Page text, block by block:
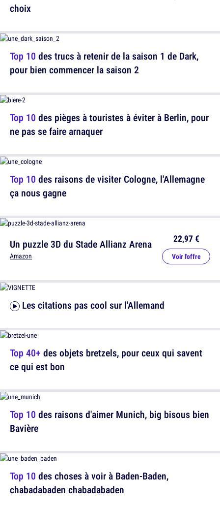
Top 10 des trucs à retenir de la saison 1 de Dark,
pour bien commencer la saison 2
Top 10 des raisons de visiter Cologne, l'Allemagne
ça nous gagne
Les citations pas cool sur l'Allemand
Top 10 des raisons d'aimer Munich, big bisous bien
Bavière
choix
Top 10 des pièges à touristes à éviter à Berlin, pour
ne pas se faire arnaquer
Un puzzle 3D du Stade Allianz Arena
Amazon
22,97 €
Voir l'offre
Top 40+ des objets bretzels, pour ceux qui savent
ce qui est bon
Top 10 des choses à voir à Baden-Baden,
chabadabaden chabadabaden